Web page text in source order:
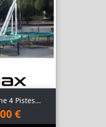
4 Pistes...
€